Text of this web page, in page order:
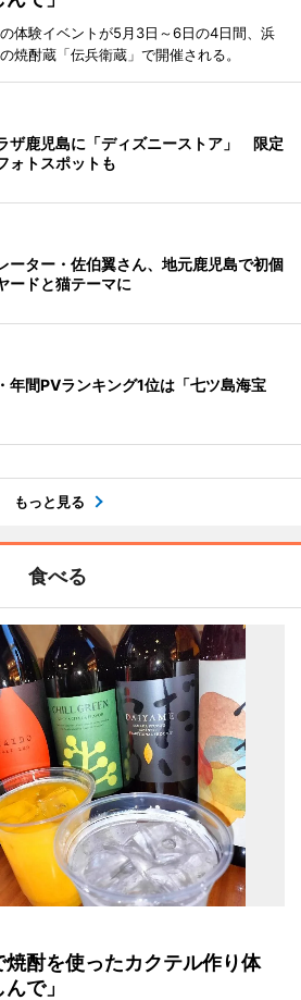
体験イベントが5月3日～6日の4日間、浜
焼酎蔵「伝兵衛蔵」で開催される。
ザ鹿児島に「ディズニーストア」 限定
ォトスポットも
ーター・佐伯翼さん、地元鹿児島で初個
ドと猫テーマに
年間PVランキング1位は「七ツ島海宝
もっと見る
食べる
酎を使ったカクテル作り体
で」